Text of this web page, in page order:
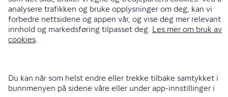
Tilgjengelighetserklæring
Sammenlign prisene våre med andre selskaper på
Finansportalen.no
Opphavsrett © Gjensidige